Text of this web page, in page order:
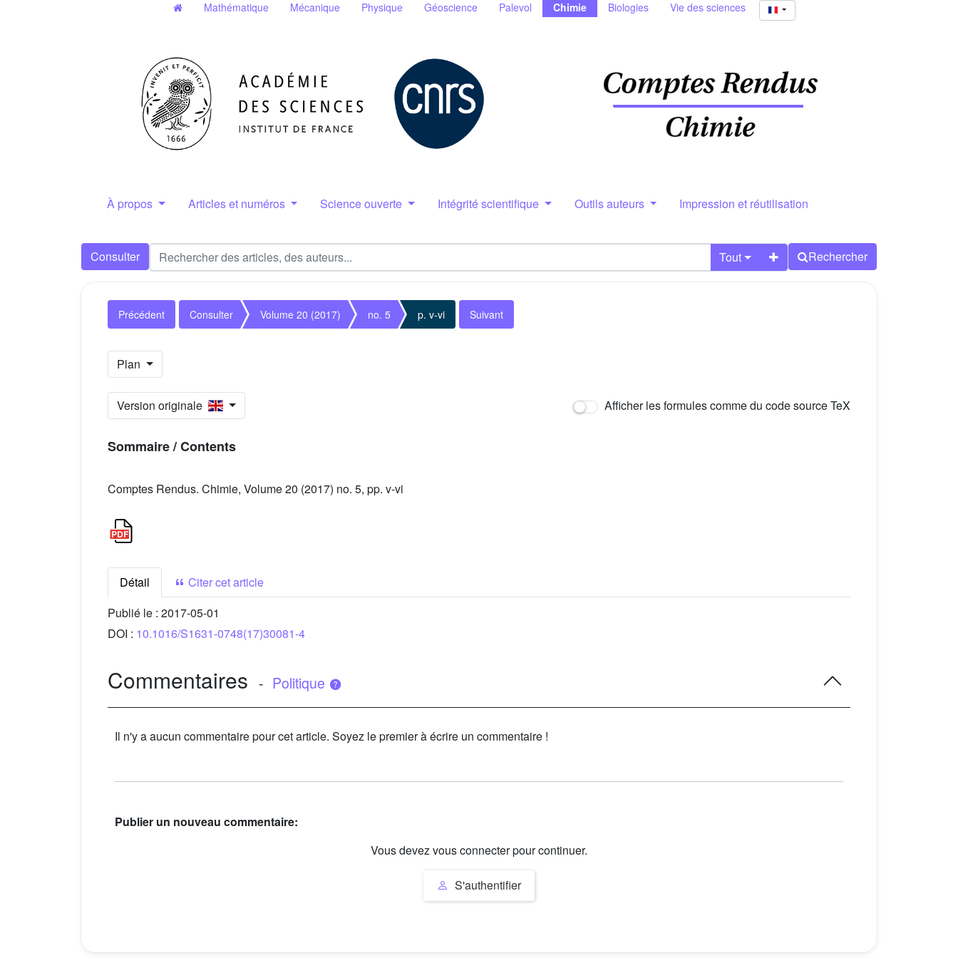
Mathématique Mécanique Physique Géoscience Palevol Chimie Biologies Vie des sciences
À propos Articles et numéros Science ouverte Intégrité scientifique Outils auteurs Impression et réutilisation
Consulter Tout Rechercher
Précédent Consulter Volume 20 (2017) no. 5 p. v-vi Suivant
Plan
Version originale Afficher les formules comme du code source TeX
Sommaire / Contents
Comptes Rendus. Chimie, Volume 20 (2017) no. 5, pp. v-vi
Détail
Citer cet article
Publié le : 2017-05-01
DOI : 10.1016/S1631-0748(17)30081-4
Commentaires - Politique
Il n'y a aucun commentaire pour cet article. Soyez le premier à écrire un commentaire !
Publier un nouveau commentaire:
Vous devez vous connecter pour continuer.
S'authentifier